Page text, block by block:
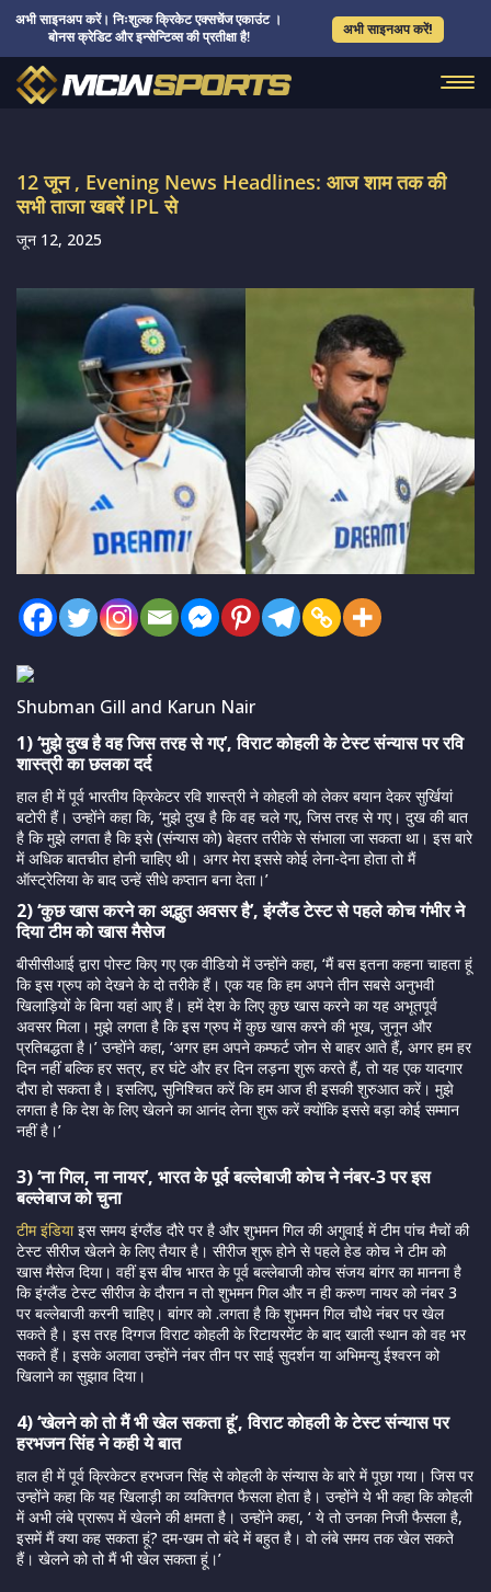
अभी साइनअप करें। निःशुल्क क्रिकेट एक्सचेंज एकाउंट ।
बोनस क्रेडिट और इन्सेन्टिव्स की प्रतीक्षा है!
अभी साइनअप करें!
12 जून , Evening News Headlines: आज शाम तक की
सभी ताजा खबरें IPL से
जून 12, 2025
Shubman Gill and Karun Nair
1) ‘मुझे दुख है वह जिस तरह से गए’, विराट कोहली के टेस्ट संन्यास पर रवि
शास्त्री का छलका दर्द
हाल ही में पूर्व भारतीय क्रिकेटर रवि शास्त्री ने कोहली को लेकर बयान देकर सुर्खियां
बटोरी हैं। उन्होंने कहा कि, ‘मुझे दुख है कि वह चले गए, जिस तरह से गए। दुख की बात
है कि मुझे लगता है कि इसे (संन्यास को) बेहतर तरीके से संभाला जा सकता था। इस बारे
में अधिक बातचीत होनी चाहिए थी। अगर मेरा इससे कोई लेना-देना होता तो मैं
ऑस्ट्रेलिया के बाद उन्हें सीधे कप्तान बना देता।’
2) ‘कुछ खास करने का अद्भुत अवसर है’, इंग्लैंड टेस्ट से पहले कोच गंभीर ने
दिया टीम को खास मैसेज
बीसीसीआई द्वारा पोस्ट किए गए एक वीडियो में उन्होंने कहा, ‘मैं बस इतना कहना चाहता हूं
कि इस ग्रुप को देखने के दो तरीके हैं। एक यह कि हम अपने तीन सबसे अनुभवी
खिलाड़ियों के बिना यहां आए हैं। हमें देश के लिए कुछ खास करने का यह अभूतपूर्व
अवसर मिला। मुझे लगता है कि इस ग्रुप में कुछ खास करने की भूख, जुनून और
प्रतिबद्धता है।’ उन्होंने कहा, ‘अगर हम अपने कम्फर्ट जोन से बाहर आते हैं, अगर हम हर
दिन नहीं बल्कि हर सत्र, हर घंटे और हर दिन लड़ना शुरू करते हैं, तो यह एक यादगार
दौरा हो सकता है। इसलिए, सुनिश्चित करें कि हम आज ही इसकी शुरुआत करें। मुझे
लगता है कि देश के लिए खेलने का आनंद लेना शुरू करें क्योंकि इससे बड़ा कोई सम्मान
नहीं है।’
3) ‘ना गिल, ना नायर’, भारत के पूर्व बल्लेबाजी कोच ने नंबर-3 पर इस
बल्लेबाज को चुना
टीम इंडियाइस समय इंग्लैंड दौरे पर है और शुभमन गिल की अगुवाई में टीम पांच मैचों की
टेस्ट सीरीज खेलने के लिए तैयार है। सीरीज शुरू होने से पहले हेड कोच ने टीम को
खास मैसेज दिया। वहीं इस बीच भारत के पूर्व बल्लेबाजी कोच संजय बांगर का मानना ​​है
कि इंग्लैंड टेस्ट सीरीज के दौरान न तो शुभमन गिल और न ही करुण नायर को नंबर 3
पर बल्लेबाजी करनी चाहिए। बांगर को .लगता है कि शुभमन गिल चौथे नंबर पर खेल
सकते है। इस तरह दिग्गज विराट कोहली के रिटायरमेंट के बाद खाली स्थान को वह भर
सकते हैं। इसके अलावा उन्होंने नंबर तीन पर साई सुदर्शन या अभिमन्यु ईश्वरन को
खिलाने का सुझाव दिया।
4) ‘खेलने को तो मैं भी खेल सकता हूं’, विराट कोहली के टेस्ट संन्यास पर
हरभजन सिंह ने कही ये बात
हाल ही में पूर्व क्रिकेटर हरभजन सिंह से कोहली के संन्यास के बारे में पूछा गया। जिस पर
उन्होंने कहा कि यह खिलाड़ी का व्यक्तिगत फैसला होता है। उन्होंने ये भी कहा कि कोहली
में अभी लंबे प्रारूप में खेलने की क्षमता है। उन्होंने कहा, ‘ ये तो उनका निजी फैसला है,
इसमें मैं क्या कह सकता हूं? दम-खम तो बंदे में बहुत है। वो लंबे समय तक खेल सकते
हैं। खेलने को तो मैं भी खेल सकता हूं।’